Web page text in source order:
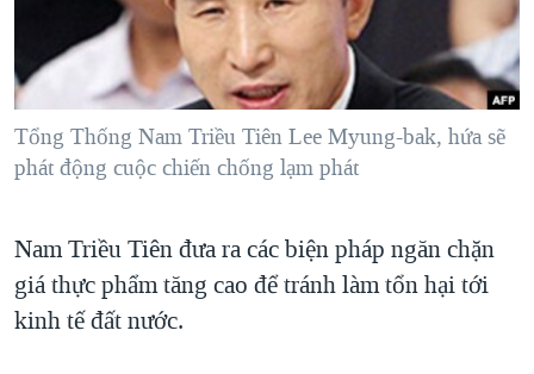
NGƯỜI VIỆT HẢI NGOẠI
ĐỜI SỐNG
KINH TẾ
KHOA HỌC
VĂN HOÁ
THỂ THAO
GIÁO DỤC
HÀNH TRÌNH BẦU CỬ 2024
MỘT NĂM CHIẾN TRANH TẠI DẢI GAZA
GIẢI MÃ VÀNH ĐAI & CON ĐƯỜNG
NGÀY TỊ NẠN THẾ GIỚI
GROUND ZERO – XƯA VÀ NAY
CHI PHÍ CHIẾN TRANH AFGHANISTAN
NGHE
MẠNG XÃ HỘI
Ngôn ngữ khác
Tổng Thống Nam Triều Tiên Lee Myung-bak, hứa sẽ
phát động cuộc chiến chống lạm phát
Nam Triều Tiên đưa ra các biện pháp ngăn chặn
giá thực phẩm tăng cao để tránh làm tổn hại tới
kinh tế đất nước.